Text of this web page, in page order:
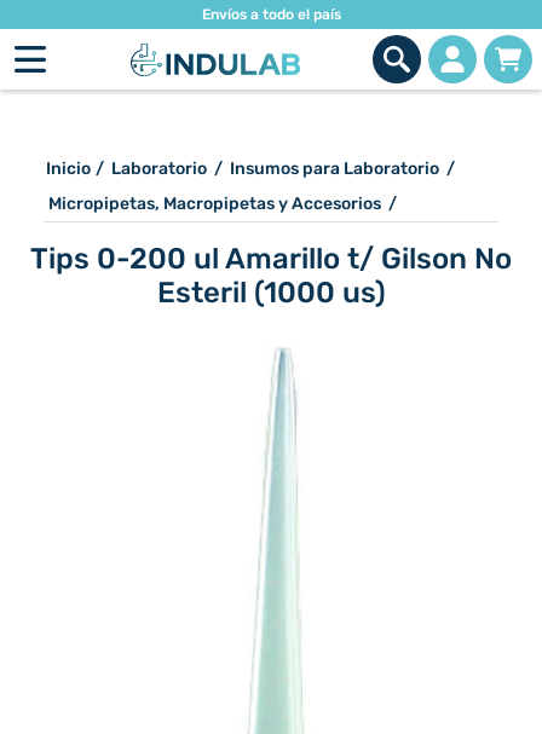
Envíos a todo el país
Inicio / Laboratorio / Insumos para Laboratorio /
Micropipetas, Macropipetas y Accesorios /
Tips 0-200 ul Amarillo t/ Gilson No
Esteril (1000 us)